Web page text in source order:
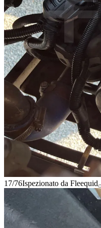
17/76Ispezionato da Fleequid